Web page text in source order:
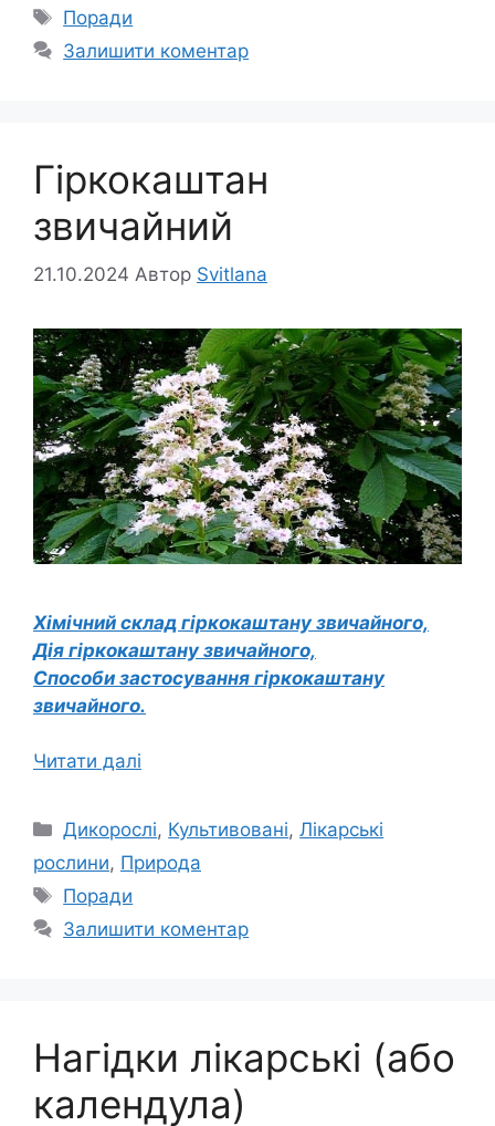
Позначки
Поради
Залишити коментар
Гіркокаштан
звичайний
21.10.2024 Автор Svitlana
Хімічний склад гіркокаштану звичайного,
Дія гіркокаштану звичайного,
Способи застосування гіркокаштану
звичайного.
Читати далі
Категорії
Дикорослі, Культивовані,Лікарські
рослини, Природа
Позначки
Поради
Залишити коментар
Нагідки лікарські (або
календула)